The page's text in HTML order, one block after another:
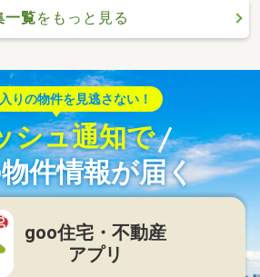
一覧をもっと見る
りの物件を見逃さない！
シュ通知で
件情報が届く
goo住宅・不動産
アプリ